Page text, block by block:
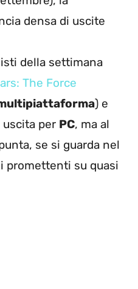
densa di uscite
della settimana
The Force
) e
uscita per PC, ma al
se si guarda nel
promettenti su quasi